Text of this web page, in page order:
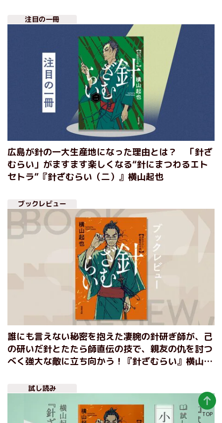
注目の一冊
広島が針の一大生産地になった理由とは？ 「針ざ
むらい」がますます楽しくなる“針にまつわるエト
セトラ”『針ざむらい（二）』横山起也
ブックレビュー
誰にも言えない秘密を抱えた凄腕の針研ぎ師が、己
の研いだ針とたたら師直伝の技で、親友の仇を討つ
べく強大な敵に立ち向かう！『針ざむらい』横山起
試し読み
TOP